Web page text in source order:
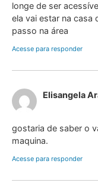
longe de ser
ela vai estar na casa
passo na área
Acesse para responder
Elisangela
gostaria de saber o
maquina.
Acesse para responder